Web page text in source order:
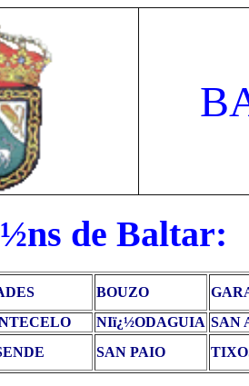
de Baltar:
BOUZO
NIï¿½ODAGUIA SAN
SAN PAIO